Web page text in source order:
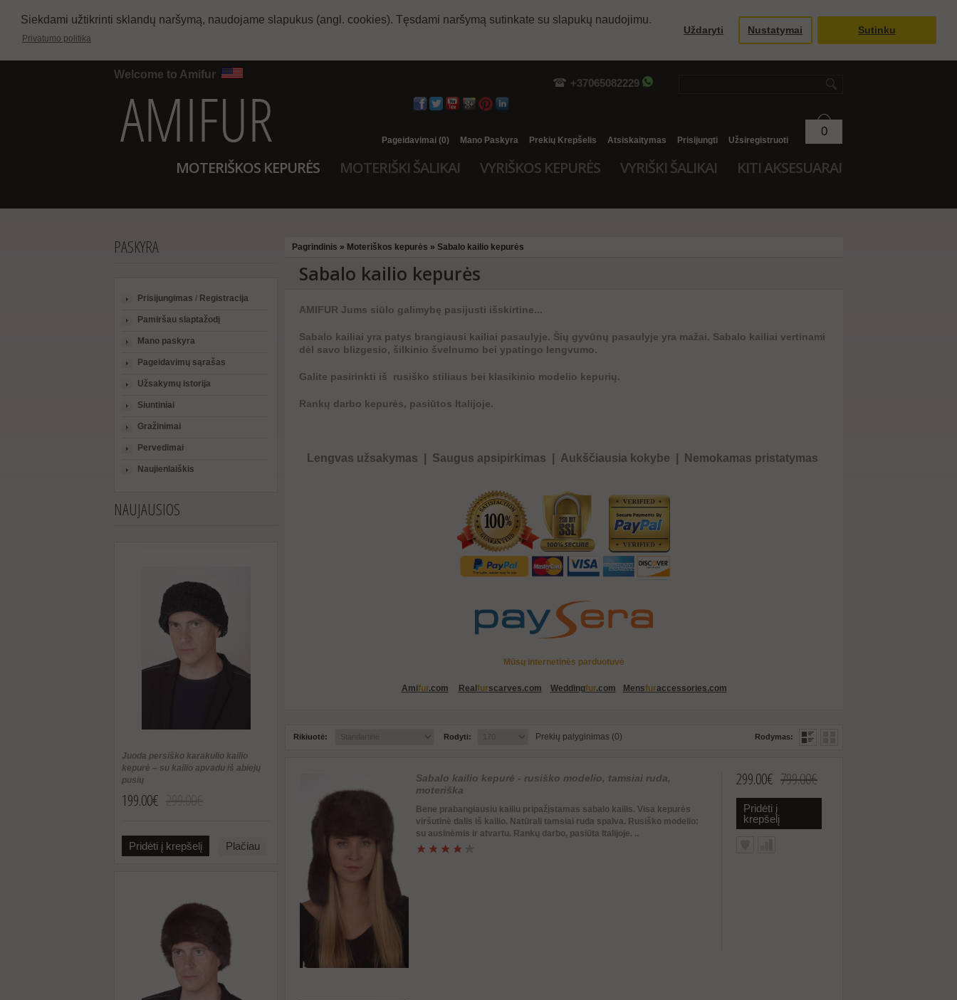
Siekdami užtikrinti sklandų naršymą, naudojame slapukus (angl. cookies). Tęsdami naršymą sutinkate su slapukų naudojimu.
Privatumo politika
Uždaryti Nustatymai Sutinku
Welcome to Amifur
+37065082229
Pageidavimai (0) Mano Paskyra Prekių Krepšelis Atsiskaitymas Prisijungti Užsiregistruoti
0
MOTERIŠKOS KEPURĖS MOTERIŠKI ŠALIKAI VYRIŠKOS KEPURĖS VYRIŠKI ŠALIKAI KITI AKSESUARAI
PASKYRA
Prisijungimas / Registracija
Pamiršau slaptažodį
Mano paskyra
Pageidavimų sąrašas
Užsakymų istorija
Siuntiniai
Gražinimai
Pervedimai
Naujienlaiškis
NAUJAUSIOS
Juoda persiško karakulio kailio
kepurė – su kailio apvadu iš abiejų
pusių
199.00€
Pridėti į krepšelį Plačiau
Pagrindinis » Moteriškos kepurės » Sabalo kailio kepurės
Sabalo kailio kepurės
AMIFUR Jums siūlo galimybę pasijusti išskirtine...
Sabalo kailiai yra patys brangiausi kailiai pasaulyje. Šių gyvūnų pasaulyje yra mažai. Sabalo kailiai vertinami
dėl savo blizgesio, šilkinio švelnumo bei ypatingo lengvumo.
Galite pasirinkti iš rusiško stiliaus bei klasikinio modelio kepurių.
Rankų darbo kepurės, pasiūtos Italijoje.
Lengvas užsakymas Saugus apsipirkimas Aukščiausia kokybe Nemokamas pristatymas
Mūsų internetinės parduotuvė
Amifur.com Realfurscarves.com Weddingfur.com Mensfuraccessories.com
Rikiuotė: Rodyti: Prekių palyginimas (0) Rodymas:
299.00€ 799.00€
Pridėti į
krepšelį
Sabalo kailio kepurė - rusiško modelio, tamsiai ruda,
moteriška
Bene prabangiausiu kailiu pripažįstamas sabalo kailis. Visa kepurės
viršutinė dalis iš kailio. Natūrali tamsiai ruda spalva. Rusiško modelio:
su ausinėmis ir atvartu. Rankų darbo, pasiūta Italijoje. ..